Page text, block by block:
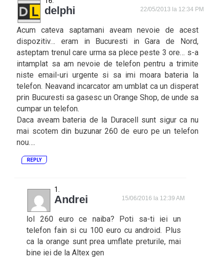
delphi 22/05/2013 la 12:34 PM
Acum cateva saptamani aveam nevoie de acest
dispozitiv… eram in Bucuresti in Gara de Nord,
asteptam trenul care urma sa plece peste 3 ore… s-a
intamplat sa am nevoie de telefon pentru a trimite
niste email-uri urgente si sa imi moara bateria la
telefon. Neavand incarcator am umblat ca un disperat
prin Bucuresti sa gasesc un Orange Shop, de unde sa
cumpar un telefon.
Daca aveam bateria de la Duracell sunt sigur ca nu
mai scotem din buzunar 260 de euro pe un telefon
nou….
REPLY
Andrei 15/06/2016 la 12:39 AM
lol 260 euro ce naiba? Poti sa-ti iei un
telefon fain si cu 100 euro cu android. Plus
ca la orange sunt prea umflate preturile, mai
bine iei de la Altex gen